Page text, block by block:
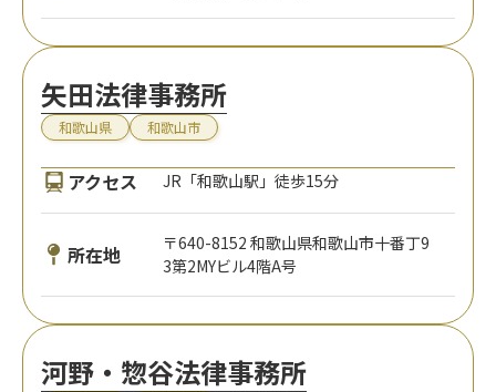
矢田法律事務所
和歌山県 和歌山市
アクセス JR「和歌山駅」徒歩15分
所在地
〒640-8152 和歌山県和歌山市十番丁9
3第2MYビル4階A号
河野・惣谷法律事務所